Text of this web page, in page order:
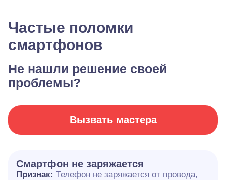
Частые поломки
смартфонов
Не нашли решение своей
проблемы?
Вызвать мастера
Смартфон не заряжается
Признак: Телефон не заряжается от провода,